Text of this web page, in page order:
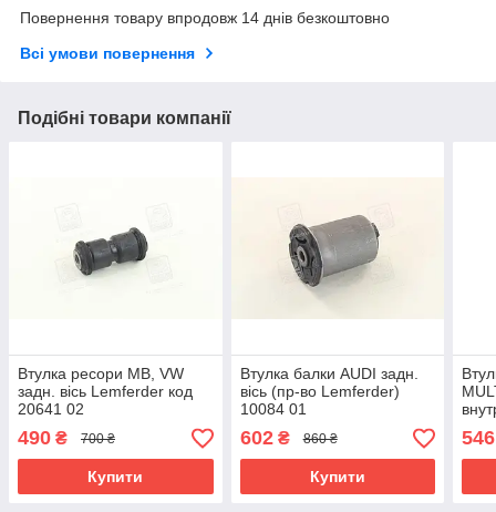
Повернення товару впродовж 14 днів безкоштовно
Всі умови повернення
Подібні товари компанії
Втулка ресори MB, VW
задн. вісь Lemferder код
20641 02
490 ₴ 700 ₴
Купити
Втулка балки AUDI задн.
вісь (пр-во Lemferder)
10084 01
602₴ 860 ₴
Купити
546